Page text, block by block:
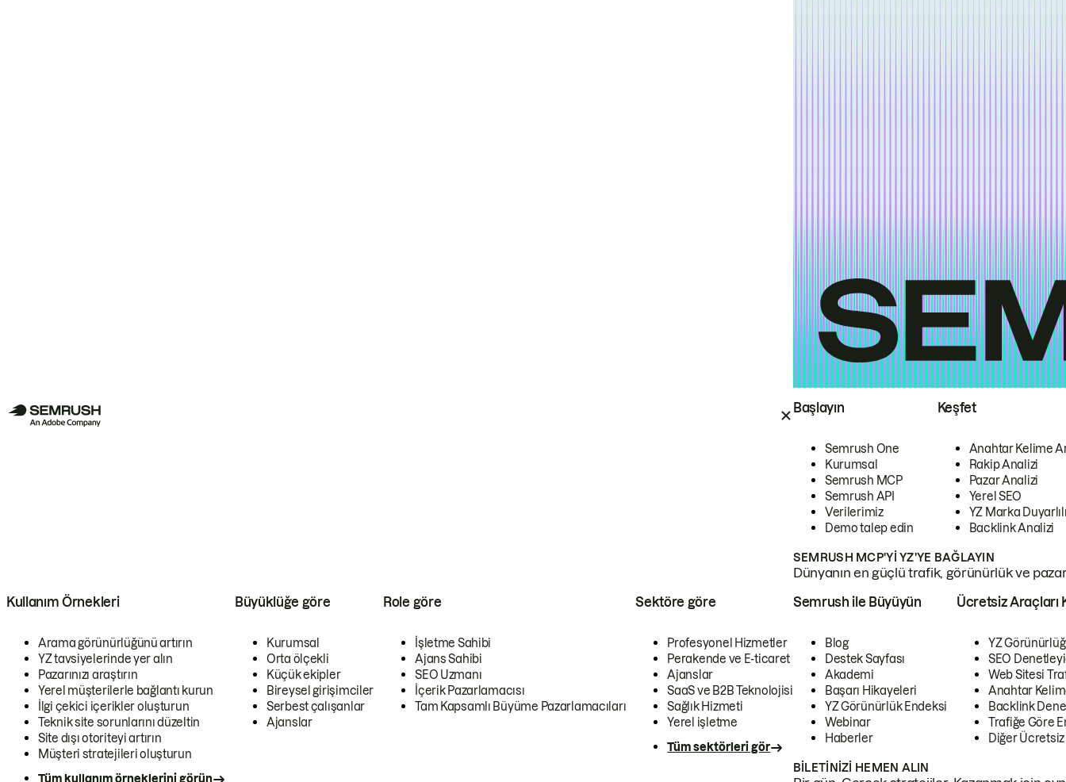
Başlayın
Semrush One
Kurumsal
Semrush MCP
Semrush API
Verilerimiz
Demo talep edin
Keşfet
Anahtar Kelime
Rakip Analizi
Pazar Analizi
Yerel SEO
YZ Marka
Backlink Analizi
SEMRUSH MCP'YI YZ'YE BAĞLAYIN
Dünyanın en güçlü trafik, görünürlük ve
Kullanım Örnekleri
Arama görünürlüğünü artırın
YZ tavsiyelerinde yer alın
Pazarınızı araştırın
Yerel müşterilerle bağlantı kurun
İlgi çekici içerikler oluşturun
Teknik site sorunlarını düzeltin
Site dışı otoriteyi artırın
Müşteri stratejileri oluşturun
Tüm kullanım örneklerini görün
Büyüklüğe göre
Kurumsal
Orta ölçekli
Küçük ekipler
Bireysel girişimciler
Serbest çalışanlar
Ajanslar
Role göre
İşletme Sahibi
Ajans Sahibi
SEO Uzmanı
İçerik Pazarlamacısı
Tam Kapsamlı Büyüme Pazarlamacıları
Sektöre göre
Profesyonel Hizmetler
Perakende ve E-ticaret
Ajanslar
SaaS ve B2B Teknolojisi
Sağlık Hizmeti
Yerel işletme
Tüm sektörleri gör
Semrush ile Büyüyün
Blog
Destek Sayfası
Akademi
Başarı Hikayeleri
YZ Görünürlük Endeksi
Webinar
Haberler
Ücretsiz Araçları
YZ
SEO
Web Sitesi
Anahtar
Backlink
Trafiğe Göre
Diğer
BILETINIZI HEMEN ALIN